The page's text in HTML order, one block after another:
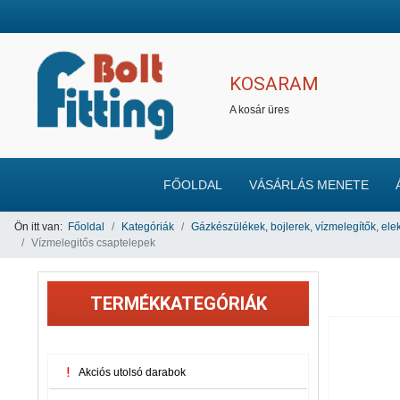
KOSARAM
A kosár üres
FŐOLDAL VÁSÁRLÁS MENETE
Ön itt van: Főoldal Kategóriák Gázkészülékek, bojlerek, vízmelegítők,
Vízmelegitős csaptelepek
TERMÉKKATEGÓRIÁK
Akciós utolsó darabok